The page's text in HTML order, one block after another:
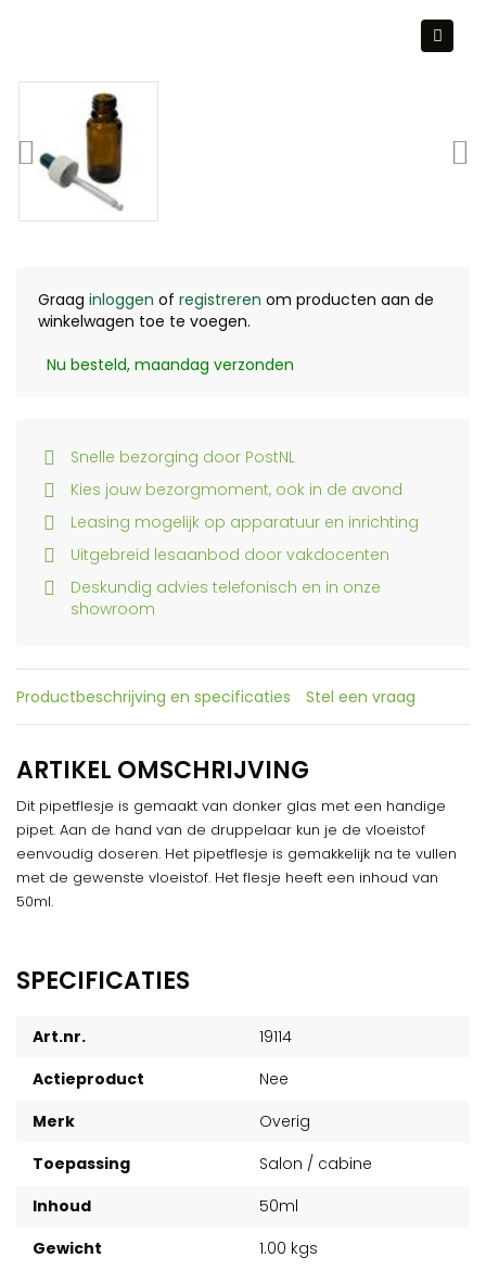
Graag inloggen of registreren om producten aan de
winkelwagen toe te voegen.
Nu besteld, maandag verzonden
Snelle bezorging door PostNL
Kies jouw bezorgmoment, ook in de avond
Leasing mogelijk op apparatuur en inrichting
Uitgebreid lesaanbod door vakdocenten
Deskundig advies telefonisch en in onze
showroom
Productbeschrijving en specificaties Stel een vraag
ARTIKEL OMSCHRIJVING
Dit pipetflesje is gemaakt van donker glas met een handige
pipet. Aan de hand van de druppelaar kun je de vloeistof
eenvoudig doseren. Het pipetflesje is gemakkelijk na te vullen
met de gewenste vloeistof. Het flesje heeft een inhoud van
50ml.
SPECIFICATIES
Art.nr.
19114
Actieproduct
Nee
Merk
Overig
Toepassing
Salon / cabine
Inhoud
50ml
Gewicht
1.00 kgs